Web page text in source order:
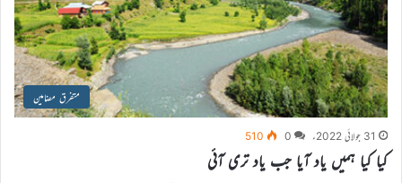
متفرق مضامین
31 جولائی 2022ء 0
510
کیا کیا ہمیں یاد آیا جب یاد تری آئی